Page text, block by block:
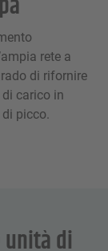
rete a
di rifornire
carico in
picco.
di